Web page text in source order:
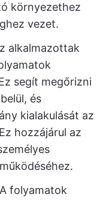
környezethez
vezet.
alkalmazottak
segít megőrizni
és
kialakulását az
hozzájárul az
A folyamatok